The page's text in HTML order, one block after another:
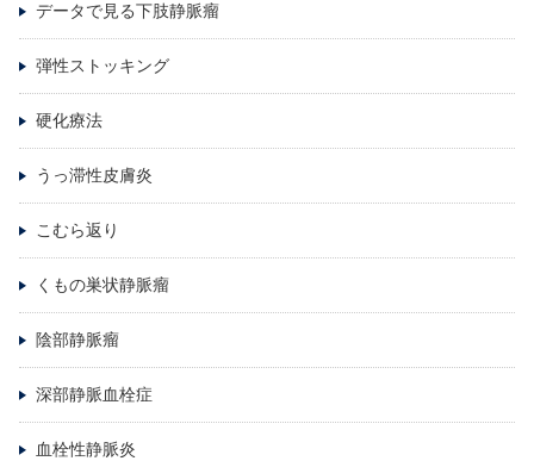
データで見る下肢静脈瘤
弾性ストッキング
硬化療法
うっ滞性皮膚炎
こむら返り
くもの巣状静脈瘤
陰部静脈瘤
深部静脈血栓症
血栓性静脈炎